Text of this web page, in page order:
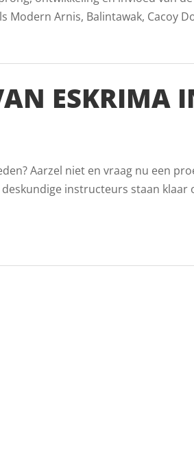
Arnis, Balintawak, Cacoy
ESKRIMA
Aarzel niet en vraag nu een
instructeurs staan